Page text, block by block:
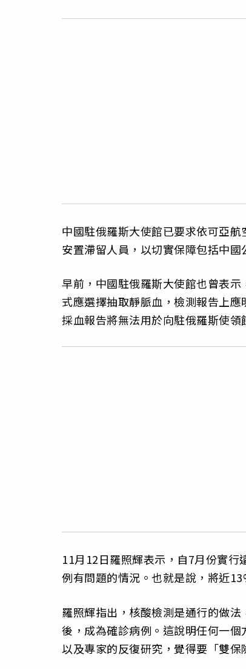
中國駐俄羅斯大使館已要求依可亞
安置滯留人員，以切實保障包括中
早前，中國駐俄羅斯大使館也曾表
式應選擇抽取靜脈血，檢測報告上
採血報告將無法用於向駐俄羅斯使
11月12日羅照輝表示，自7月份實
例有問題的情況。也就是說，將近
羅照輝指出，核酸檢測是通行的做
後，成為確診病例。這說明任何一
以及專家的反復研究，覺得要「雙